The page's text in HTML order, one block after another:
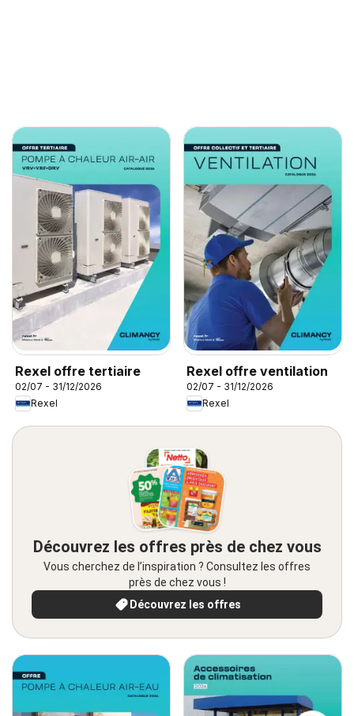
Rexel offre tertiaire
02/07 - 31/12/2026
Rexel
Rexel offre ventilation
02/07 - 31/12/2026
Rexel
Découvrez les offres près de chez vous
Vous cherchez de l’inspiration ? Consultez les offres
près de chez vous !
Découvrez les offres